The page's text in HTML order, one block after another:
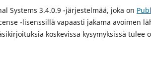
Systems 3.4.0.9 -järjestelmää, joka on
-lisenssillä vapaasti jakama avoimen
koskevissa kysymyksissä tulee